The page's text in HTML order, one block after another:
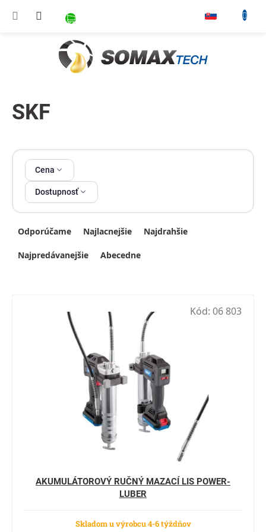
NÁKUPNÝ KOŠÍK
SKF
Cena
Dostupnosť
Radenie produktov
Odporúčame Najlacnejšie Najdrahšie
Najpredávanejšie Abecedne
AKUMULÁTOROVÝ RUČNÝ MAZACÍ LIS POWER-
LUBER
Skladom u výrobcu 4-6 týždňov
Kód: 06 803